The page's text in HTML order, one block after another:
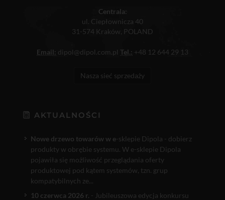
Centrala:
ul. Ciepłownicza 40
31-574 Kraków, POLAND
Email: dipol@dipol.com.pl Tel.: +48 12 644 29 13
Nasza sieć sprzedaży
AKTUALNOŚCI
Nowe drzewo towarów w e-sklepie Dipola - dobierz
produkty w obrębie systemu. W e-sklepie Dipola
pojawiła się możliwość przeglądania oferty
produktowej pod kątem systemów, tzn. grup
kompatybilnych ze...
10 czerwca 2026 r. - Jubileuszowa edycja konkursu